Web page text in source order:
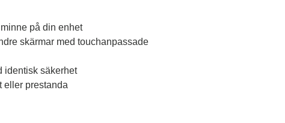
på din enhet
skärmar med touchanpassade
identisk säkerhet
eller prestanda